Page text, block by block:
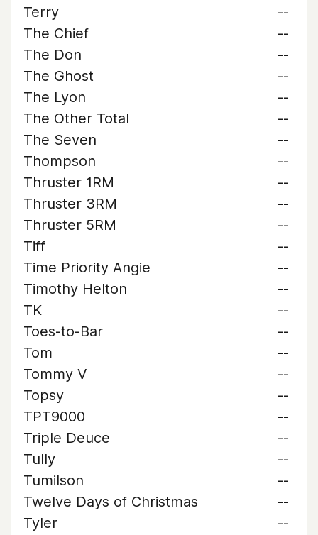
Terry
--
The Chief
--
The Don
--
The Ghost
--
The Lyon
--
The Other Total
--
The Seven
--
Thompson
--
Thruster 1RM
--
Thruster 3RM
--
Thruster 5RM
--
Tiff
--
Time Priority Angie
--
Timothy Helton
--
TK
--
Toes-to-Bar
--
Tom
--
Tommy V
--
Topsy
--
TPT9000
--
Triple Deuce
--
Tully
--
Tumilson
--
Twelve Days of Christmas
--
Tyler
--